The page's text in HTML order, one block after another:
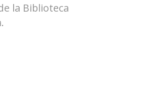
la Biblioteca